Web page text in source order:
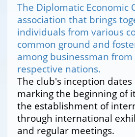
The Diplomatic Economic
association that brings
individuals from various
common ground and
among businessman
respective nations.
The club's inception dates
marking the beginning of
the establishment of
through international
and regular meetings.